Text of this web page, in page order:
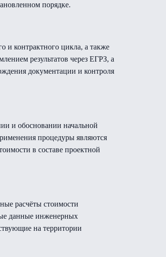
порядке.
и контрактного цикла, а также
результатов через ЕГРЗ, а
документации и контроля
и обосновании начальной
процедуры являются
в составе проектной
расчёты стоимости
данные инженерных
на территории